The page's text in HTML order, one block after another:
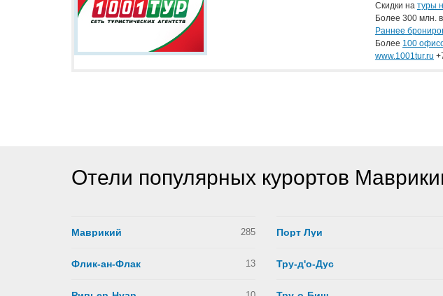
Скидки на туры
Более 300 млн.
Раннее
Более 100
www.1001tur.ru
Отели популярных курортов
Маврикий 285
Флик-ан-Флак 13
Порт Луи
Тру-д'о-Дус